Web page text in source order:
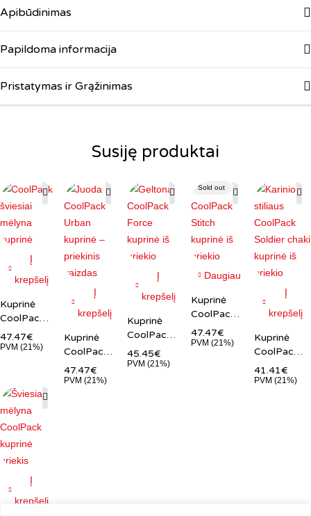
Apibūdinimas
Papildoma informacija
Pristatymas ir Grąžinimas
Susiję produktai
Į
krepšelį
Kuprinė
CoolPack
Bolt
melsva
47.47€
PVM (21%)
Į
krepšelį
Kuprinė
CoolPack
Bolt juoda
15.6″
47.47€
PVM (21%)
Į
krepšelį
Kuprinė
CoolPack
Force
geltona
45.45€
PVM (21%)
Sold out
Daugiau
Kuprinė
CoolPack
Jerry
Stitch
47.47€
PVM (21%)
Į
krepšelį
Kuprinė
CoolPack
Soldier
chaki
41.41€
PVM (21%)
Į
krepšelį